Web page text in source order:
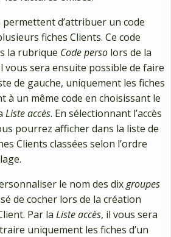
permettent d’attribuer un code
fiches Clients. Ce code
la rubrique Code perso lors de la
vous sera ensuite possible de faire
de gauche, uniquement les fiches
à un même code en choisissant le
Liste accès. En sélectionnant l’accès
pourrez afficher dans la liste de
Clients classées selon l’ordre
le nom des dixgroupes
de cocher lors de la création
Par la Liste accès, il vous sera
uniquement les fiches d’un